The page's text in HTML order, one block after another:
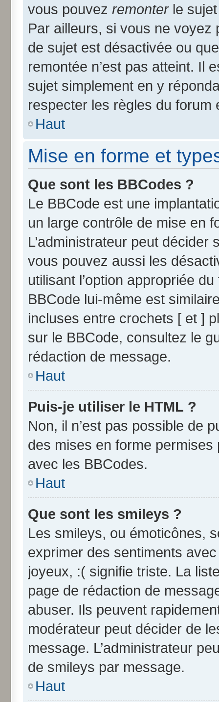
vous pouvez remonterle sujet
Par ailleurs, si vous ne voyez
de sujet est désactivée ou
remontée n’est pas atteint. Il
sujet simplement en y
respecter les règles du forum
Haut
Mise en forme et
Que sont les BBCodes ?
Le BBCode est une
un large contrôle de mise en
L’administrateur peut
vous pouvez aussi les
utilisant l’option appropriée
BBCode lui-même est
incluses entre crochets [ et ]
sur le BBCode, consultez le
rédaction de message.
Haut
Puis-je utiliser le HTML ?
Non, il n’est pas possible de
des mises en forme
avec les BBCodes.
Haut
Que sont les smileys ?
Les smileys, ou émoticônes,
exprimer des sentiments
joyeux, :( signifie triste. La
page de rédaction de
abuser. Ils peuvent
modérateur peut décider de
message. L’administrateur
de smileys par message.
Haut